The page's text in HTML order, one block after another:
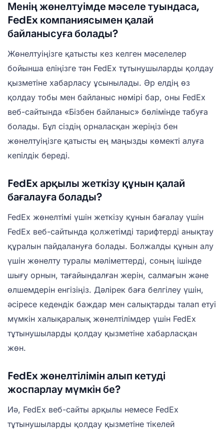
Менің жөнелтуімде мәселе туындаса,
FedEx компаниясымен қалай
байланысуға болады?
Жөнелтуіңізге қатысты кез келген мәселелер
бойынша еліңізге тән FedEx тұтынушыларды қолдау
қызметіне хабарласу ұсынылады. Әр елдің өз
қолдау тобы мен байланыс нөмірі бар, оны FedEx
веб-сайтында «Бізбен байланыс» бөлімінде табуға
болады. Бұл сіздің орналасқан жеріңіз бен
жөнелтуіңізге қатысты ең маңызды көмекті алуға
кепілдік береді.
FedEx арқылы жеткізу құнын қалай
бағалауға болады?
FedEx жөнелтімі үшін жеткізу құнын бағалау үшін
FedEx веб-сайтында қолжетімді тарифтерді анықтау
құралын пайдалануға болады. Болжалды құнын алу
үшін жөнелту туралы мәліметтерді, соның ішінде
шығу орнын, тағайындалған жерін, салмағын және
өлшемдерін енгізіңіз. Дәлірек баға белгілеу үшін,
әсіресе кедендік баждар мен салықтарды талап етуі
мүмкін халықаралық жөнелтілімдер үшін FedEx
тұтынушыларды қолдау қызметіне хабарласқан
жөн.
FedEx жөнелтілімін алып кетуді
жоспарлау мүмкін бе?
Иә, FedEx веб-сайты арқылы немесе FedEx
тұтынушыларды қолдау қызметіне тікелей